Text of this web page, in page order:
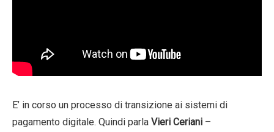
E’ in corso un processo di transizione ai sistemi di
pagamento digitale. Quindi parla Vieri Ceriani –